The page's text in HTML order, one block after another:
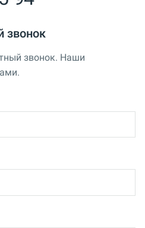
звонок
звонок. Наши